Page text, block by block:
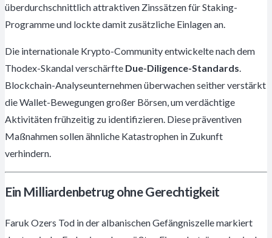
überdurchschnittlich attraktiven Zinssätzen für Staking-
Programme und lockte damit zusätzliche Einlagen an.
Die internationale Krypto-Community entwickelte nach dem
Thodex-Skandal verschärfte Due-Diligence-Standards
Blockchain-Analyseunternehmen überwachen seither verstärkt
die Wallet-Bewegungen großer Börsen, um verdächtige
Aktivitäten frühzeitig zu identifizieren. Diese präventiven
Maßnahmen sollen ähnliche Katastrophen in Zukunft
verhindern.
Ein Milliardenbetrug ohne Gerechtigkeit
Faruk Ozers Tod in der albanischen Gefängniszelle markiert